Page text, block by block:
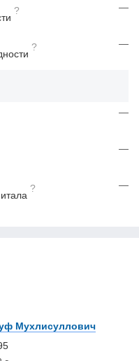
? —
? —
—
—
? —
Мухлисуллович